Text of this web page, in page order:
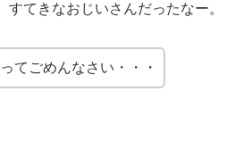
すてきなおじいさんだったなー。
てごめんなさい・・・